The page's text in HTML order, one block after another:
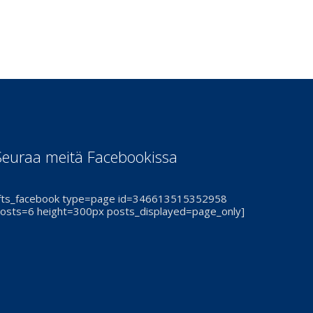
meitä Facebookissa
type=page id=346613515352958
height=300px posts_displayed=page_only]